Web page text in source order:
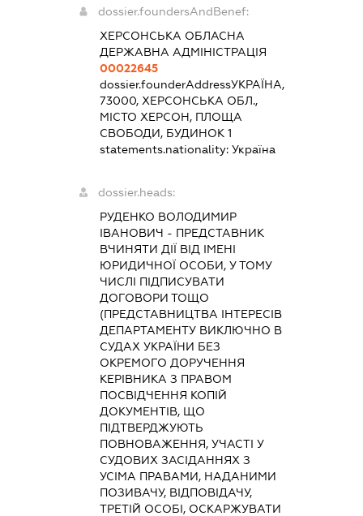
dossier.foundersAndBenef:
ХЕРСОНСЬКА ОБЛАСНА
ДЕРЖАВНА АДМІНІСТРАЦІЯ
00022645
dossier.founderAddressУКРАЇНА,
73000, ХЕРСОНСЬКА ОБЛ.,
МІСТО ХЕРСОН, ПЛОЩА
СВОБОДИ, БУДИНОК 1
statements.nationality: Україна
dossier.heads:
РУДЕНКО ВОЛОДИМИР
ІВАНОВИЧ - ПРЕДСТАВНИК
ВЧИНЯТИ ДІЇ ВІД ІМЕНІ
ЮРИДИЧНОЇ ОСОБИ, У ТОМУ
ЧИСЛІ ПІДПИСУВАТИ
ДОГОВОРИ ТОЩО
(ПРЕДСТАВНИЦТВА ІНТЕРЕСІВ
ДЕПАРТАМЕНТУ ВИКЛЮЧНО В
СУДАХ УКРАЇНИ БЕЗ
ОКРЕМОГО ДОРУЧЕННЯ
КЕРІВНИКА З ПРАВОМ
ПОСВІДЧЕННЯ КОПІЙ
ДОКУМЕНТІВ, ЩО
ПІДТВЕРДЖУЮТЬ
ПОВНОВАЖЕННЯ, УЧАСТІ У
СУДОВИХ ЗАСІДАННЯХ З
УСІМА ПРАВАМИ, НАДАНИМИ
ПОЗИВАЧУ, ВІДПОВІДАЧУ,
ТРЕТІЙ ОСОБІ, ОСКАРЖУВАТИ